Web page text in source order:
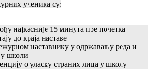
ученика су:
најкасније 15 минута пре почетка
до краја наставе
наставнику у одржавању реда и
школи
о уласку страних лица у школу